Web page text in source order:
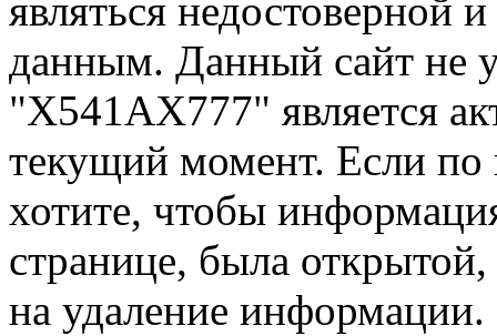
являться недостоверной
данным. Данный сайт не
"Х541АХ777" является
текущий момент. Если
хотите, чтобы
странице, была открытой,
на удаление информации.